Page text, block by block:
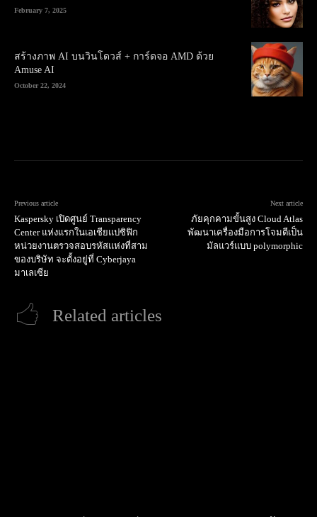
February 7, 2025
สร้างภาพ AI บนวินโดวส์ + การ์ดจอ AMD ด้วย
Amuse AI
October 22, 2024
Previous article
Kaspersky เปิดศูนย์ Transparency
Center แห่งแรกในเอเชียแปซิฟิก
หน่วยงานตรวจสอบรหัสแห่งที่สาม
ของบริษัท จะตั้งอยู่ที่ Cyberjaya
มาเลเซีย
Next article
ภัยคุกคามขั้นสูง Cloud Atlas
พัฒนาเครื่องมือการโจมตีเป็น
มัลแวร์แบบ polymorphic
Related articles